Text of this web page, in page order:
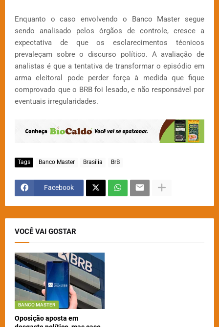
Enquanto o caso envolvendo o Banco Master segue
sendo analisado pelos órgãos de controle, cresce a
expectativa de que os esclarecimentos técnicos
prevaleçam sobre o discurso político. A avaliação de
analistas é que a tentativa de transformar o episódio em
arma eleitoral pode perder força à medida que fique
comprovado que o BRB foi lesado, e não responsável por
eventuais irregularidades.
Tags Banco Master Brasília BrB
Facebook
VOCÊ VAI GOSTAR
BANCO MASTER
Oposição aposta em